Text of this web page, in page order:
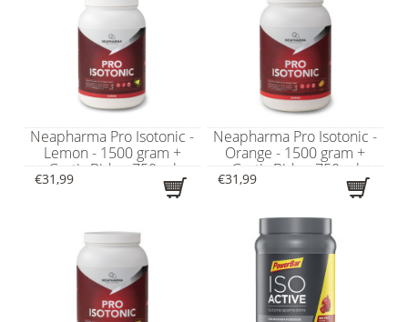
Neapharma Pro Isotonic -
Lemon - 1500 gram +
Gratis Bidon 750 ml
€31,99
Neapharma Pro Isotonic -
Orange - 1500 gram +
Gratis Bidon 750 ml
€31,99